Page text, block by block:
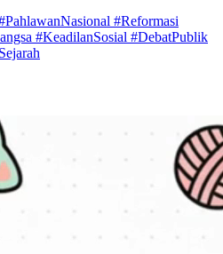
#Reformasi
#KeadilanSosial #DebatPublik